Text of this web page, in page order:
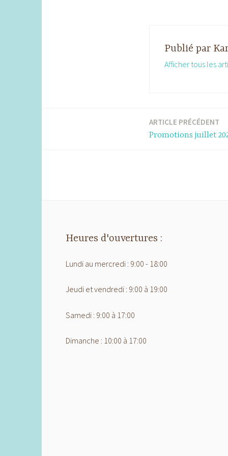
Publié par
Afficher tous les
ARTICLE PRÉCÉDENT
Promotions juillet
Heures d'ouvertures :
Lundi au mercredi : 9:00 - 18:00
Jeudi et vendredi : 9:00 à 19:00
Samedi : 9:00 à 17:00
Dimanche : 10:00 à 17:00